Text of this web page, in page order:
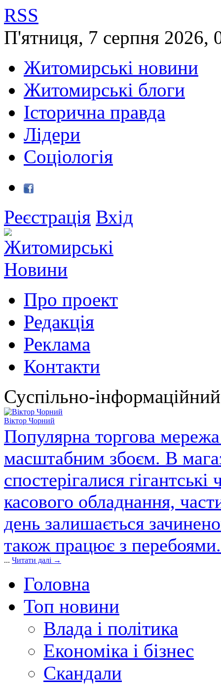
RSS
П'ятниця, 7 серпня 2026,
Житомирські новини
Житомирські блоги
Історична правда
Лідери
Соціологія
Реєстрація Вхід
Про проект
Редакція
Реклама
Контакти
Суспільно-
Віктор Чорний
Популярна торгова
масштабним збоєм. В
спостерігалися
касового обладнання,
день залишається
також працює з
... Читати далі →
Головна
Топ новини
Влада і політика
Економіка і бізнес
Скандали